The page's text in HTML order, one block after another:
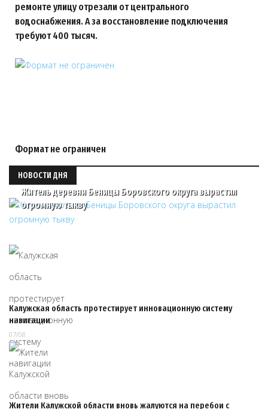
ремонте улицу отрезали от центрального
водоснабжения. А за восстановление подключения
требуют 400 тысяч.
Формат не ограничен
НОВОСТИ ДНЯ
Житель деревни Беницы Боровского округа вырастил
огромную тыкву
Калужская область протестирует инновационную систему
навигации
07/08
Жители Калужской области вновь жалуются на перебои с